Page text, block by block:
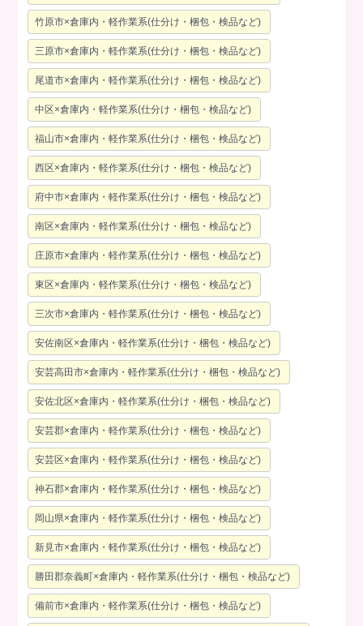
竹原市×倉庫内・軽作業系(仕分け・梱包・検品など)
三原市×倉庫内・軽作業系(仕分け・梱包・検品など)
尾道市×倉庫内・軽作業系(仕分け・梱包・検品など)
中区×倉庫内・軽作業系(仕分け・梱包・検品など)
福山市×倉庫内・軽作業系(仕分け・梱包・検品など)
西区×倉庫内・軽作業系(仕分け・梱包・検品など)
府中市×倉庫内・軽作業系(仕分け・梱包・検品など)
南区×倉庫内・軽作業系(仕分け・梱包・検品など)
庄原市×倉庫内・軽作業系(仕分け・梱包・検品など)
東区×倉庫内・軽作業系(仕分け・梱包・検品など)
三次市×倉庫内・軽作業系(仕分け・梱包・検品など)
安佐南区×倉庫内・軽作業系(仕分け・梱包・検品など)
安芸高田市×倉庫内・軽作業系(仕分け・梱包・検品など)
安佐北区×倉庫内・軽作業系(仕分け・梱包・検品など)
安芸郡×倉庫内・軽作業系(仕分け・梱包・検品など)
安芸区×倉庫内・軽作業系(仕分け・梱包・検品など)
神石郡×倉庫内・軽作業系(仕分け・梱包・検品など)
岡山県×倉庫内・軽作業系(仕分け・梱包・検品など)
新見市×倉庫内・軽作業系(仕分け・梱包・検品など)
勝田郡奈義町×倉庫内・軽作業系(仕分け・梱包・検品など)
備前市×倉庫内・軽作業系(仕分け・梱包・検品など)